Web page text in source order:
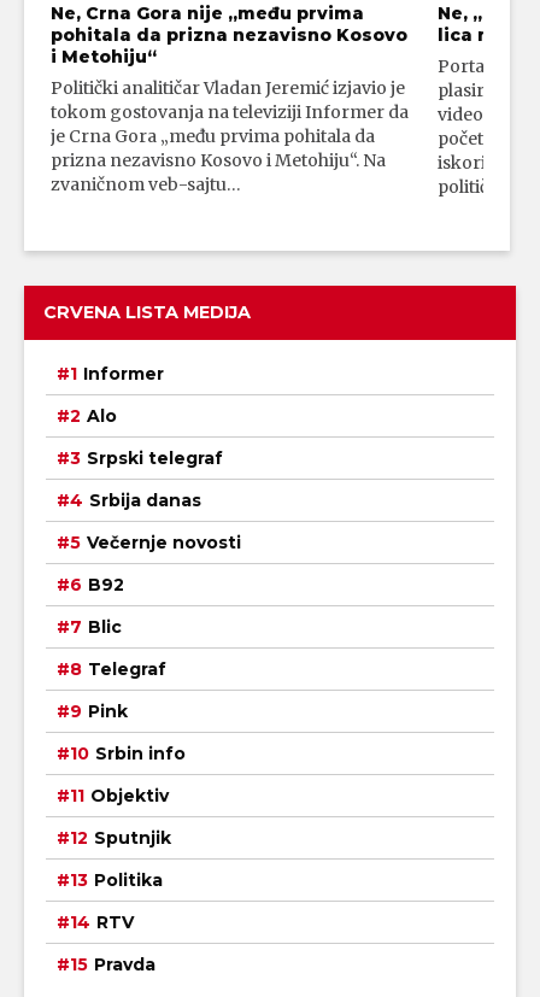
Ne, Crna Gora nije „među prvima
pohitala da prizna nezavisno Kosovo
i Metohiju“
Politički analitičar Vladan Jeremić izjavio je
tokom gostovanja na televiziji Informer da
je Crna Gora „među prvima pohitala da
prizna nezavisno Kosovo i Metohiju“. Na
zvaničnom veb-sajtu…
Ne,
lica
Portal 24
plasirali su
video-
početka
iskorišćava
političkim
CRVENA LISTA MEDIJA
Informer
Alo
Srpski telegraf
Srbija danas
Večernje novosti
B92
Blic
Telegraf
Pink
Srbin info
Objektiv
Sputnjik
Politika
RTV
Pravda